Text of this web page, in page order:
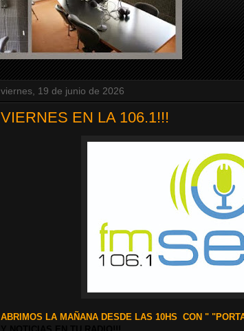
viernes, 19 de junio de 2026
VIERNES EN LA 106.1!!!
ABRIMOS LA MAÑANA DESDE LAS 10HS CON "